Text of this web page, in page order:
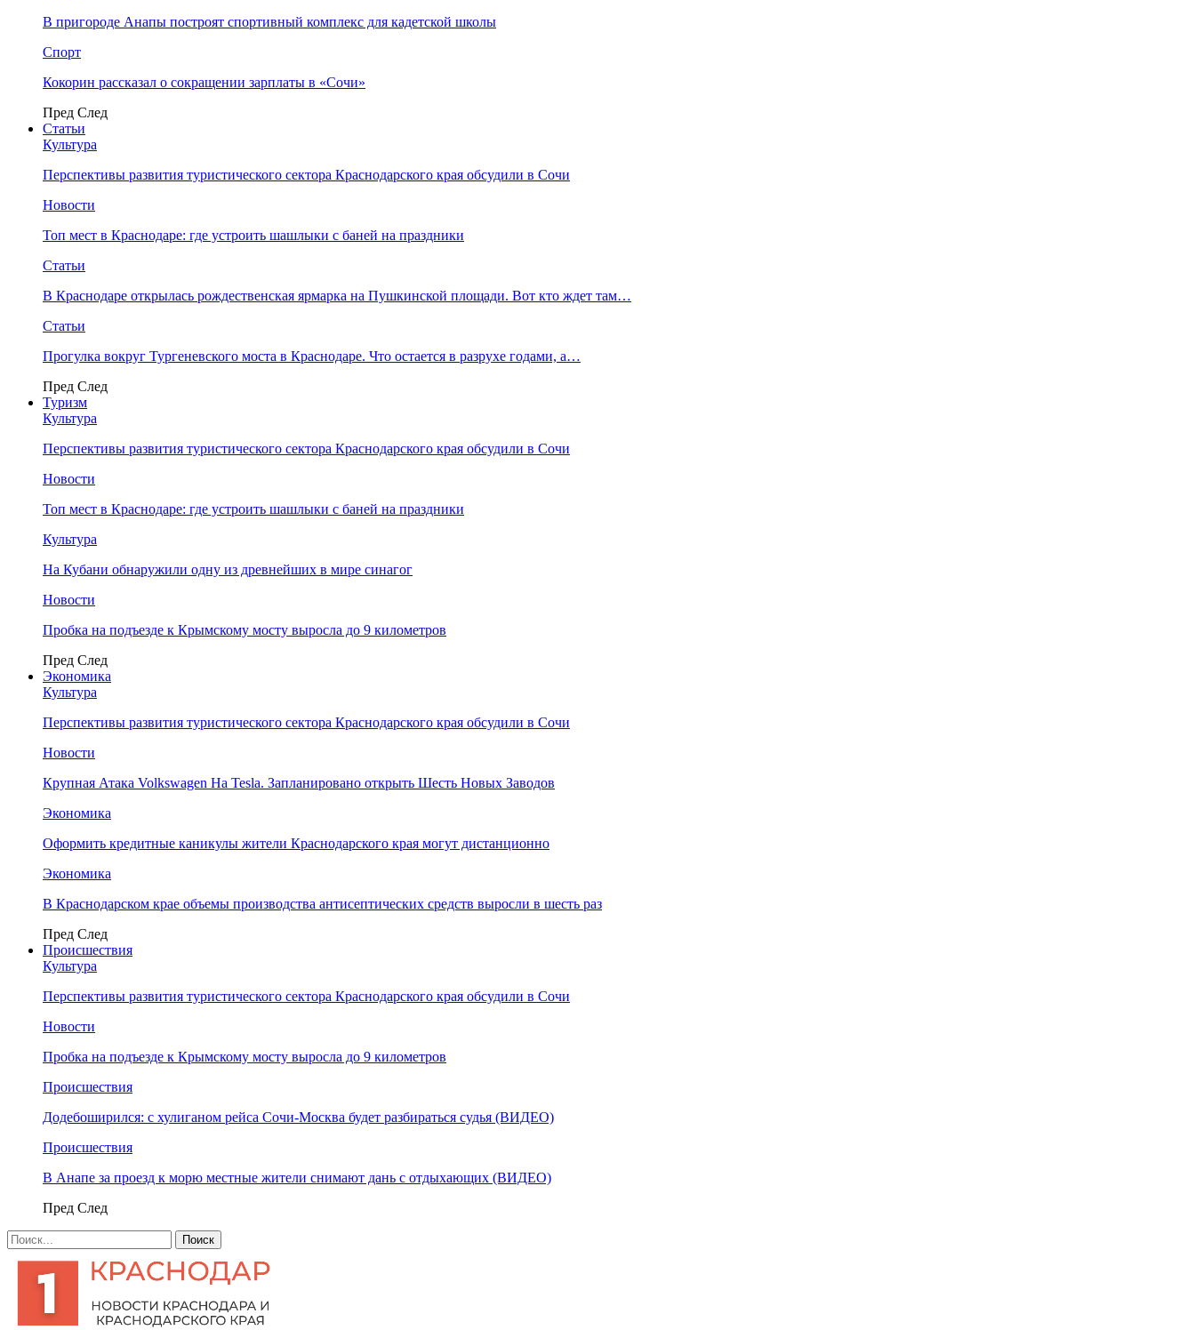
В пригороде Анапы построят спортивный комплекс для кадетской школы
Спорт
Кокорин рассказал о сокращении зарплаты в «Сочи»
Пред След
Статьи
Культура
Перспективы развития туристического сектора Краснодарского края обсудили в Сочи
Новости
Топ мест в Краснодаре: где устроить шашлыки с баней на праздники
Статьи
В Краснодаре открылась рождественская ярмарка на Пушкинской площади. Вот кто ждет там…
Статьи
Прогулка вокруг Тургеневского моста в Краснодаре. Что остается в разрухе годами, а…
Пред След
Туризм
Культура
Перспективы развития туристического сектора Краснодарского края обсудили в Сочи
Новости
Топ мест в Краснодаре: где устроить шашлыки с баней на праздники
Культура
На Кубани обнаружили одну из древнейших в мире синагог
Новости
Пробка на подъезде к Крымскому мосту выросла до 9 километров
Пред След
Экономика
Культура
Перспективы развития туристического сектора Краснодарского края обсудили в Сочи
Новости
Крупная Атака Volkswagen На Tesla. Запланировано открыть Шесть Новых Заводов
Экономика
Оформить кредитные каникулы жители Краснодарского края могут дистанционно
Экономика
В Краснодарском крае объемы производства антисептических средств выросли в шесть раз
Пред След
Происшествия
Культура
Перспективы развития туристического сектора Краснодарского края обсудили в Сочи
Новости
Пробка на подъезде к Крымскому мосту выросла до 9 километров
Происшествия
Додебоширился: с хулиганом рейса Сочи-Москва будет разбираться судья (ВИДЕО)
Происшествия
В Анапе за проезд к морю местные жители снимают дань с отдыхающих (ВИДЕО)
Пред След